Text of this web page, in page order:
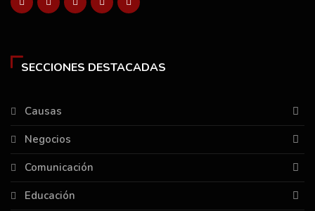
SECCIONES DESTACADAS
Causas
Negocios
Comunicación
Educación